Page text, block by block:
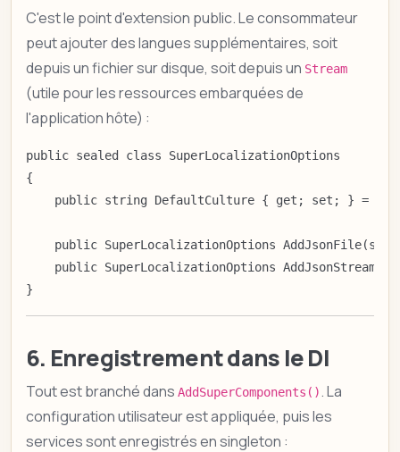
C'est le point d'extension public. Le consommateur
peut ajouter des langues supplémentaires, soit
depuis un fichier sur disque, soit depuis un Stream
(utile pour les ressources embarquées de
l'application hôte) :
public sealed class SuperLocalizationOptions
{
public string DefaultCulture { get; set; } =
public SuperLocalizationOptions
public SuperLocalizationOptions
}
6. Enregistrement dans le DI
Tout est branché dans AddSuperComponents(). La
configuration utilisateur est appliquée, puis les
services sont enregistrés en singleton :